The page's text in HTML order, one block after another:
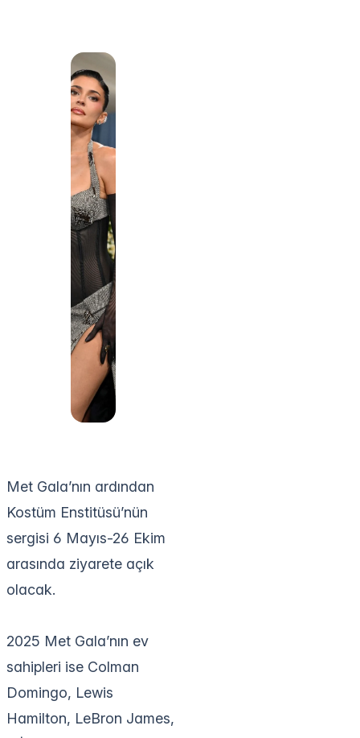
Met Gala’nın ardından
Kostüm Enstitüsü’nün
sergisi 6 Mayıs-26 Ekim
arasında ziyarete açık
olacak.
2025 Met Gala’nın ev
sahipleri ise Colman
Domingo, Lewis
Hamilton, LeBron James,